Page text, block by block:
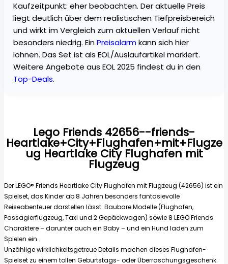
Kaufzeitpunkt: eher beobachten. Der aktuelle Preis
liegt deutlich über dem realistischen Tiefpreisbereich
und wirkt im Vergleich zum aktuellen Verlauf nicht
besonders niedrig. EinPreisalarmkann sich hier
lohnen. Das Set ist als EOL/Auslaufartikel markiert.
Weitere Angebote aus EOL 2025 findest du in den
Top-Deals.
Lego Friends 42656--friends-
Heartlake+City+Flughafen+mit+Flugze
ug Heartlake City Flughafen mit
Flugzeug
Der LEGO® Friends Heartlake City Flughafen mit Flugzeug (42656) ist ein
Spielset, das Kinder ab 8 Jahren besonders fantasievolle
Reiseabenteuer darstellen lässt. Baubare Modelle (Flughafen,
Passagierflugzeug, Taxi und 2 Gepäckwagen) sowie 8 LEGO Friends
Charaktere – darunter auch ein Baby – und ein Hund laden zum
Spielen ein.
Unzählige wirklichkeitsgetreue Details machen dieses Flughafen-
Spielset zu einem tollen Geburtstags- oder Überraschungsgeschenk.